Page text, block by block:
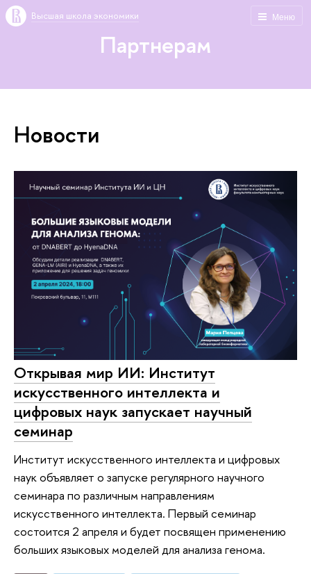
Меню
Высшая школа экономики
Партнерам
Новости
Открывая мир ИИ: Институт
искусственного интеллекта и
цифровых наук запускает научный
семинар
Институт искусственного интеллекта и цифровых
наук объявляет о запуске регулярного научного
семинара по различным направлениям
искусственного интеллекта. Первый семинар
состоится 2 апреля и будет посвящен применению
больших языковых моделей для анализа генома.